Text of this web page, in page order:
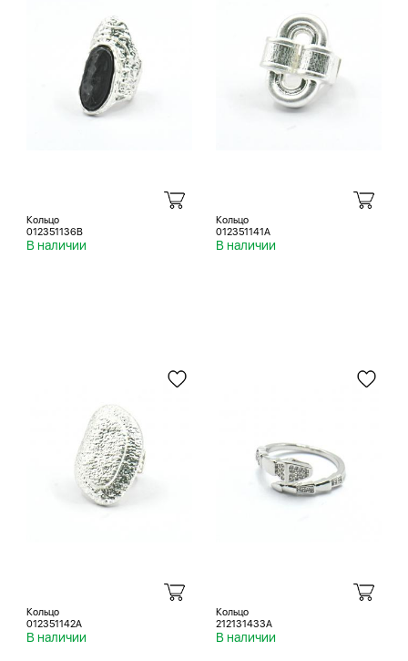
Кольцо
012351136B
В наличии
Кольцо
012351141A
В наличии
Кольцо
012351142A
В наличии
Кольцо
212131433A
В наличии